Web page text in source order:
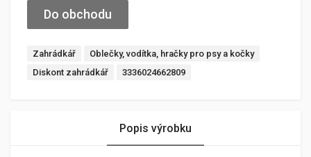
Do obchodu
Zahrádkář
Oblečky, vodítka, hračky pro psy a kočky
Diskont zahrádkář
3336024662809
Popis výrobku